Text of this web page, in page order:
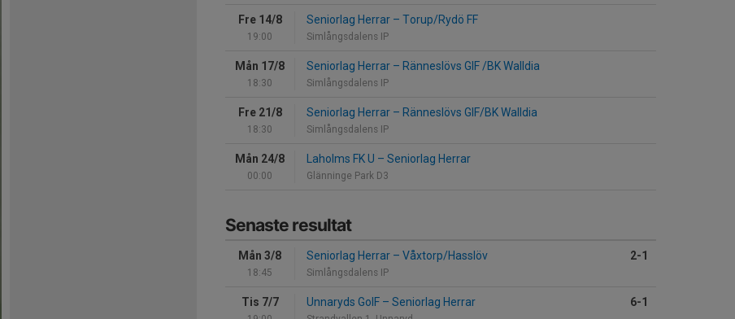
Fre 14/8
19:00
Seniorlag Herrar – Torup/Rydö FF
Simlångsdalens IP
Mån 17/8
18:30
Seniorlag Herrar – Ränneslövs GIF /BK Walldia
Simlångsdalens IP
Fre 21/8
18:30
Seniorlag Herrar – Ränneslövs GIF/BK Walldia
Simlångsdalens IP
Mån 24/8
00:00
Laholms FK U – Seniorlag Herrar
Glänninge Park D3
Senaste resultat
Mån 3/8
18:45
Seniorlag Herrar – Våxtorp/Hasslöv
Simlångsdalens IP
2-1
Tis 7/7 Unnaryds GoIF – Seniorlag Herrar 6-1